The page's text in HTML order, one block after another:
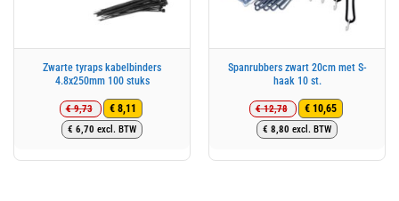
Zwarte tyraps kabelbinders
4.8x250mm 100 stuks
€9,73
Oorspronkelijke
prijs
€ 9,73.
€ 8,11
Huidige
prijs
€ 8,11.
€ 6,70 excl. BTW
Spanrubbers zwart 20cm met S-
haak 10 st.
€12,78
Oorspronkelijke
prijs
€ 12,78.
€ 10,65
Huidige
prijs
€ 10,65.
€ 8,80 excl. BTW